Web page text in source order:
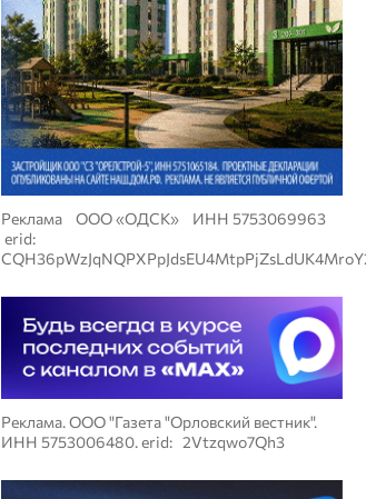
Реклама ООО «ОДСК» ИНН 5753069963
erid:
Реклама. ООО "Газета "Орловский вестник".
ИНН 5753006480. erid: 2Vtzqwo7Qh3